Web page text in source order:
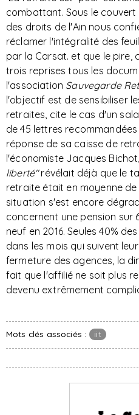
combattant. Sous le
des droits de l'Ain nous
réclamer l'intégralité des
par la Carsat. et que le pire,
trois reprises tous les
l'association Sauvegarde
l'objectif est de sensibiliser
retraites, cite le cas d'un
de 45 lettres
réponse de sa caisse de
l'économiste Jacques
liberté"révélait déjà que le
retraite était en moyenne de
situation s'est encore
concernent une pension sur
neuf en 2016. Seules 40%
dans les mois qui suivent
fermeture des agences, la
fait que l'affilié ne soit plus
devenu extrêmement
Mots clés associés : iit